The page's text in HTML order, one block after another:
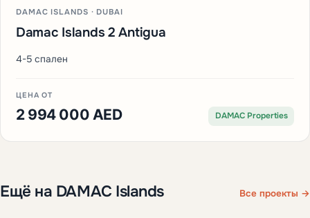
DAMAC ISLANDS · DUBAI
Damac Islands 2 Antigua
4-5 спален
ЦЕНА ОТ
2 994 000 AED DAMAC Properties
Ещё на DAMAC Islands Все проекты →